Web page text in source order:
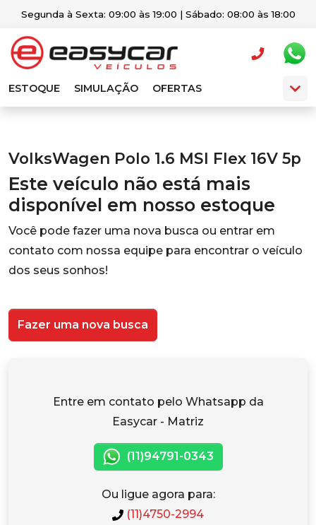
Segunda à Sexta: 09:00 às 19:00 | Sábado: 08:00 às 18:00
ESTOQUE SIMULAÇÃO OFERTAS
VolksWagen Polo 1.6 MSI Flex 16V 5p
Este veículo não está mais
disponível em nosso estoque
Você pode fazer uma nova busca ou entrar em
contato com nossa equipe para encontrar o veículo
dos seus sonhos!
Fazer uma nova busca
Entre em contato pelo Whatsapp da
Easycar - Matriz
(11)94791-0343
Ou ligue agora para:
(11)4750-2994